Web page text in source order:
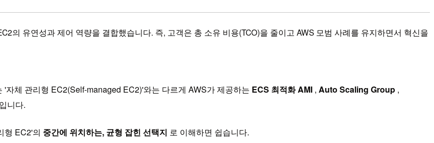
의 유연성과 제어 역량을 결합했습니다. 즉, 고객은 총 소유 비용(TCO)을 줄이고 AWS 모범 사례를 유지하면서 혁신을
체 관리형 EC2(Self-managed EC2)'와는 다르게 AWS가 제공하는 ECS 최적화 AMI , Auto Scaling Group ,
니다.
형 EC2'의 중간에 위치하는, 균형 잡힌 선택지 로 이해하면 쉽습니다.